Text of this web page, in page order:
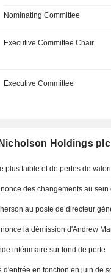
Nominating Committee
Executive Committee Chair
Executive Committee
Holdings plc
intérimaire sur fond de perte